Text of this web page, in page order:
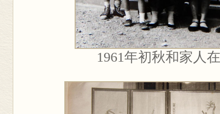
1961年初秋和家人